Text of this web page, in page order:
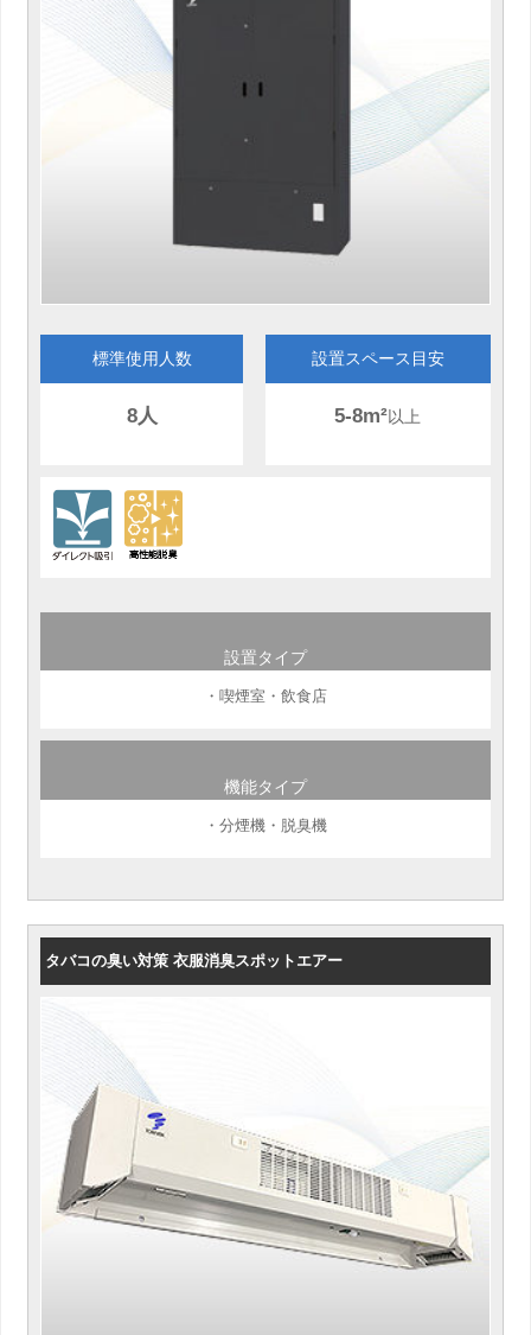
標準使用人数
8人
設置スペース目安
5-8m²以上
設置タイプ
・喫煙室・飲食店
機能タイプ
・分煙機・脱臭機
タバコの臭い対策 衣服消臭スポットエアー